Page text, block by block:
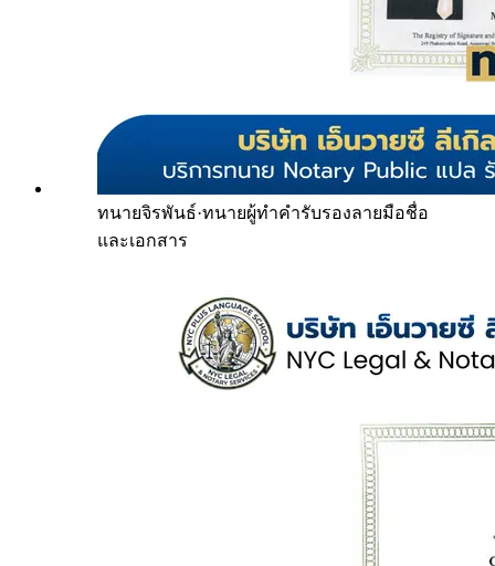
ทนายจิรพันธ์·ทนายผู้ทำคำรับรองลายมือชื่อ
และเอกสาร